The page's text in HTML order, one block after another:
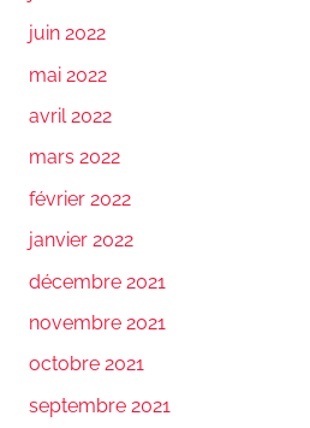
juin 2022
mai 2022
avril 2022
mars 2022
février 2022
janvier 2022
décembre 2021
novembre 2021
octobre 2021
septembre 2021